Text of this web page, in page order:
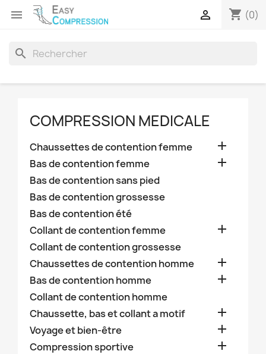
 shopping_cart (0)

search
COMPRESSION MEDICALE
Chaussettes de contention femme 
Bas de contention femme 
Bas de contention sans pied
Bas de contention grossesse
Bas de contention été
Collant de contention femme

Collant de contention grossesse
Chaussettes de contention homme

Bas de contention homme 
Collant de contention homme
Chaussette, bas et collant a motif

Voyage et bien-être 
Compression sportive 